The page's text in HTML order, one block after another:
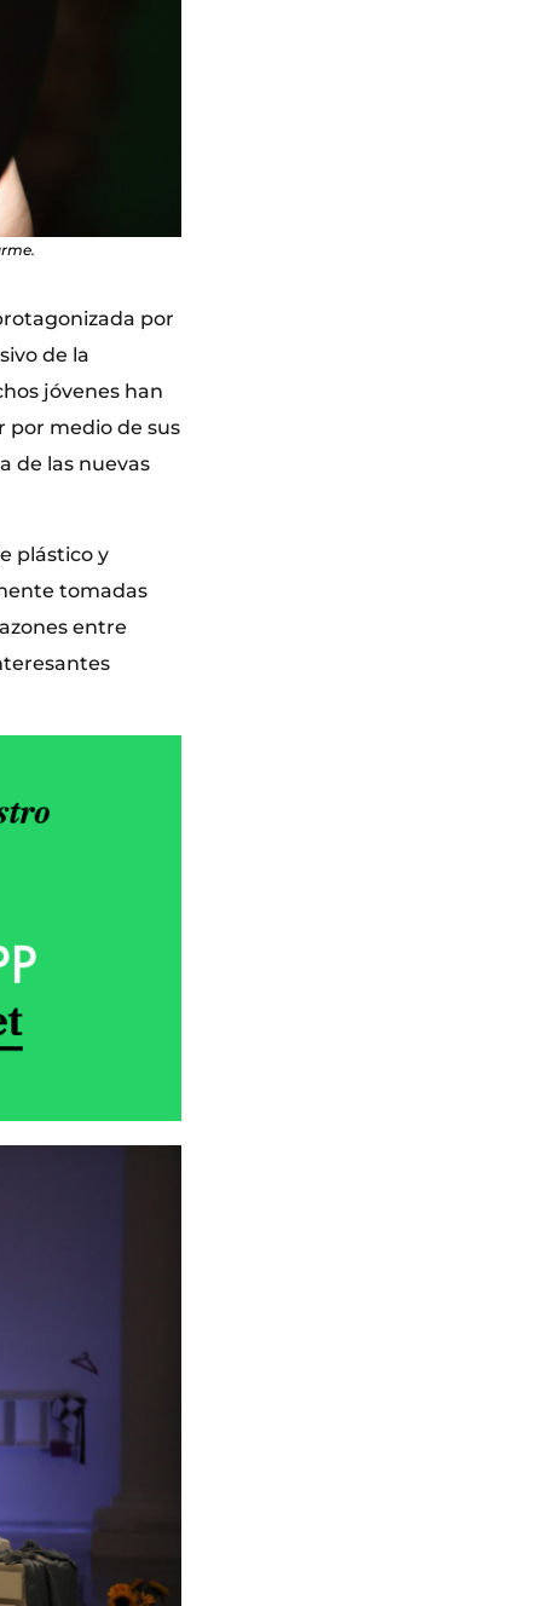
por
de la
jóvenes han
por medio de sus
de las nuevas
plástico y
tomadas
entre